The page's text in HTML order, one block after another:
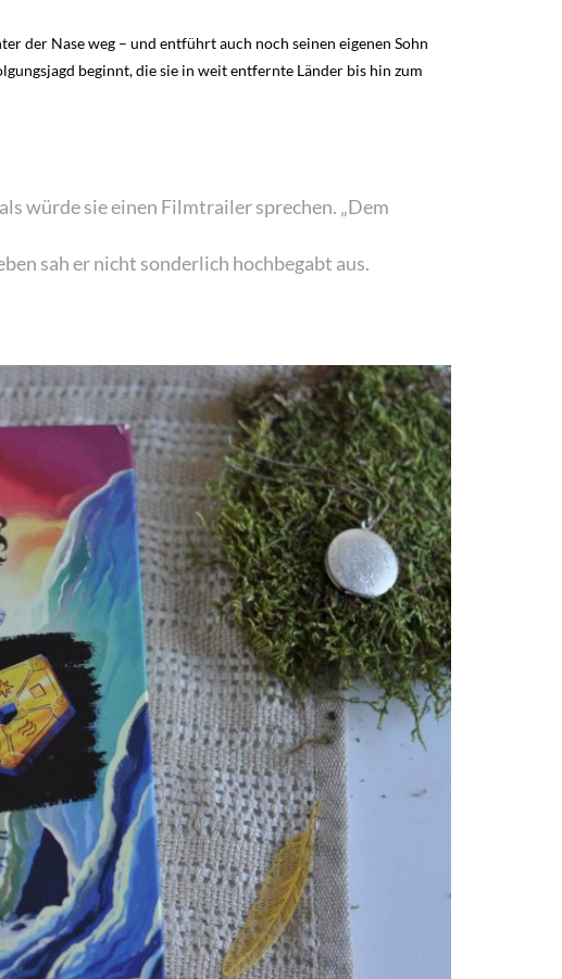
der Nase weg – und entführt auch noch seinen eigenen Sohn
beginnt, die sie in weit entfernte Länder bis hin zum
würde sie einen Filmtrailer sprechen. „Dem
sah er nicht sonderlich hochbegabt aus.